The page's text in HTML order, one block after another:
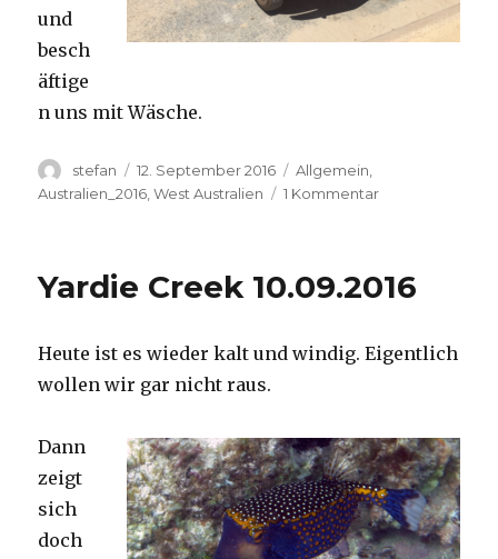
und
besch
äftige
n uns mit Wäsche.
Autor
stefan
Veröffentlicht
am
12. September 2016 Kategorien
Allgemein
Australien_2016 ,West Australien 1 Kommentarzu
Yardie Creek 10.09.2016
Heute ist es wieder kalt und windig. Eigentlich
wollen wir gar nicht raus.
Dann
zeigt
sich
doch